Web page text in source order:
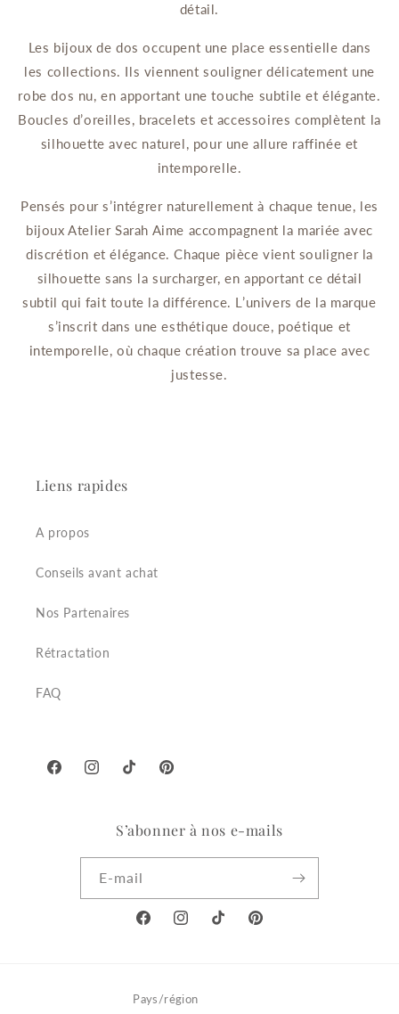
détail.
Les bijoux de dos occupent une place essentielle dans
les collections. Ils viennent souligner délicatement une
robe dos nu, en apportant une touche subtile et élégante.
Boucles d’oreilles, bracelets et accessoires complètent la
silhouette avec naturel, pour une allure raffinée et
intemporelle.
Pensés pour s’intégrer naturellement à chaque tenue, les
bijoux Atelier Sarah Aime accompagnent la mariée avec
discrétion et élégance. Chaque pièce vient souligner la
silhouette sans la surcharger, en apportant ce détail
subtil qui fait toute la différence. L’univers de la marque
s’inscrit dans une esthétique douce, poétique et
intemporelle, où chaque création trouve sa place avec
justesse.
Liens rapides
A propos
Conseils avant achat
Nos Partenaires
Rétractation
FAQ
FacebookInstagramTikTok Pinterest
S’abonner à nos e-mails
E-mail
FacebookInstagramTikTok Pinterest
Pays/région